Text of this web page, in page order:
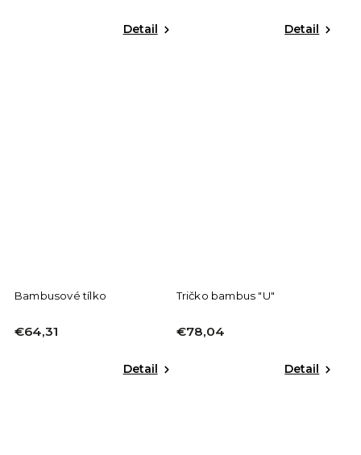
Detail Detail
Bambusové tílko
€64,31
Detail
Tričko bambus "U"
€78,04
Detail